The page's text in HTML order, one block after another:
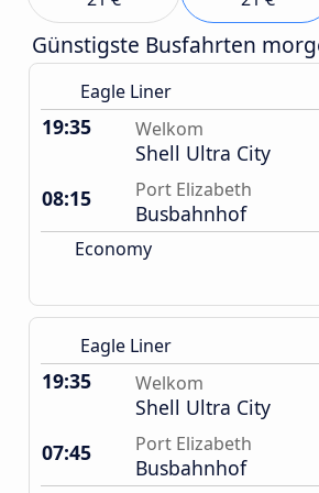
Günstigste Busfahrten
Eagle Liner
19:35 Welkom
Shell Ultra City
08:15
Port Elizabeth
Busbahnhof
Economy
Eagle Liner
19:35 Welkom
Shell Ultra City
07:45
Port Elizabeth
Busbahnhof